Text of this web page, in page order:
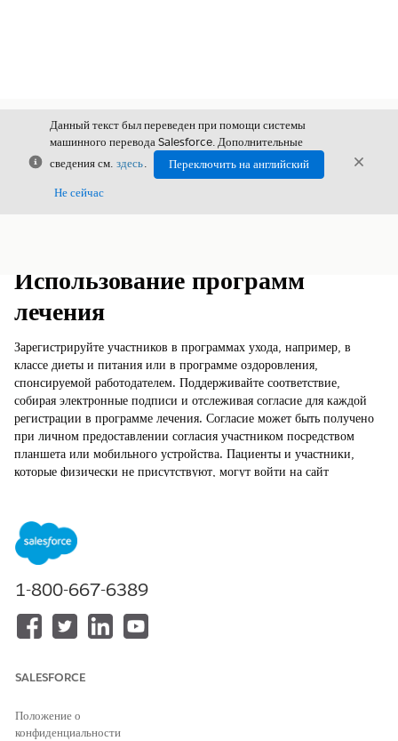
Закрыть
Данный текст был переведен при помощи системы
машинного перевода Salesforce. Дополнительные
сведения см. здесь.
Переключить на английский
Не сейчас
Использование программ
лечения
Зарегистрируйте участников в программах ухода, например, в
классе диеты и питания или в программе оздоровления,
спонсируемой работодателем. Поддерживайте соответствие,
собирая электронные подписи и отслеживая согласие для каждой
регистрации в программе лечения. Согласие может быть получено
при личном предоставлении согласия участником посредством
планшета или мобильного устройства. Пациенты и участники,
которые физически не присутствуют, могут войти на сайт
ТРЕБУЕМЫЕ ВЕРСИИ
Health Cloud или Life Sciences Cloud
Зарегистрировать кого-либо в программе лечения и получить
Связывание медицинского работника с поставщиком
1-800-667-6389
SALESFORCE
Положение о
конфиденциальности